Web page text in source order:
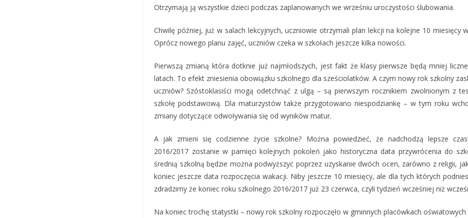
Otrzymają ją wszystkie dzieci podczas zaplanowanych we wrześniu uroczystości ślubowania.
Chwilę później, już w salach lekcyjnych, uczniowie otrzymali plan lekcji na kolejne 10 miesięcy
Oprócz nowego planu zajęć, uczniów czeka w szkołach jeszcze kilka nowości.
Pierwszą zmianą która dotknie już najmłodszych, jest fakt że klasy pierwsze będą mniej
latach. To efekt zniesienia obowiązku szkolnego dla sześciolatków. A czym nowy rok szkolny
uczniów? Szóstoklasiści mogą odetchnąć z ulgą – są pierwszym rocznikiem zwolnionym z
szkołę podstawową. Dla maturzystów także przygotowano niespodziankę – w tym roku
zmiany dotyczące odwoływania się od wyników matur.
A jak zmieni się codzienne życie szkolne? Można powiedzieć, że nadchodzą lepsze
2016/2017 zostanie w pamięci kolejnych pokoleń jako historyczna data przywrócenia do
średnią szkolną będzie można podwyższyć poprzez uzyskanie dwóch ocen, zarówno z religii,
koniec jeszcze data rozpoczęcia wakacji. Niby jeszcze 10 miesięcy, ale dla tych których
zdradzimy że koniec roku szkolnego 2016/2017 już 23 czerwca, czyli tydzień wcześniej niż
Na koniec trochę statystki – nowy rok szkolny rozpoczęło w gminnych placówkach oświatowych